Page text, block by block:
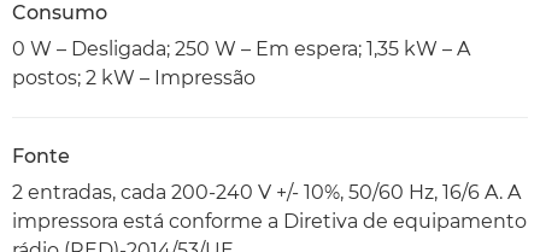
Consumo
0 W – Desligada; 250 W – Em espera; 1,35 kW – A
postos; 2 kW – Impressão
Fonte
2 entradas, cada 200-240 V +/- 10%, 50/60 Hz, 16/6 A. A
impressora está conforme a Diretiva de equipamento